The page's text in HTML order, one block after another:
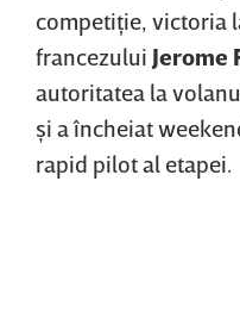
competiţie, victoria
francezului Jerome
autoritatea la
şi a încheiat
rapid pilot al etapei.